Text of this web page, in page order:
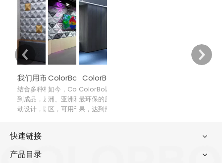
结合多种材料，增加吸音环节，从材料
到成品，从工业到家居装饰，以市场驱
动设计，以设计提升技术，以技术引领
如今，ColorBo声学材料已出口到欧
洲、亚洲和太平洋等80多个国家和地
区，可用于机场、体育场馆、电影院、
ColorBo 以声学为主要设计元素
ColorBo以声学为主要设计元素，选用
最环保的原材料，获得最佳的装饰效
果，达到最佳的吸音效果，防火等级
快速链接
产品目录